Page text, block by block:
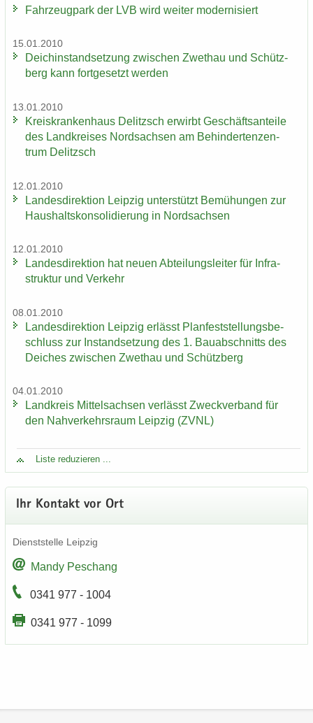
Fahr­zeug­park der LVB wird wei­ter mo­der­ni­siert
15.01.2010
Deich­in­stand­set­zung zwi­schen Zwet­hau und Schütz­
berg kann fort­ge­setzt wer­den
13.01.2010
Kreis­kran­ken­haus De­litzsch er­wirbt Ge­schäfts­an­tei­le
des Land­krei­ses Nord­sach­sen am Be­hin­der­ten­zen­
trum De­litzsch
12.01.2010
Lan­des­di­rek­ti­on Leip­zig un­ter­stützt Be­mü­hun­gen zur
Haus­halts­kon­so­li­die­rung in Nord­sach­sen
12.01.2010
Lan­des­di­rek­ti­on hat neuen Ab­tei­lungs­lei­ter für In­fra­
struk­tur und Ver­kehr
08.01.2010
Lan­des­di­rek­ti­on Leip­zig er­lässt Plan­fest­stel­lungs­be­
schluss zur In­stand­set­zung des 1. Bau­ab­schnitts des
Dei­ches zwi­schen Zwet­hau und Schütz­berg
04.01.2010
Land­kreis Mit­tel­sach­sen ver­lässt Zweck­ver­band für
den Nah­ver­kehrs­raum Leip­zig (ZVNL)
Liste re­du­zie­ren ...
Ihr Kon­takt vor Ort
Dienst­stel­le Leip­zig
Mandy Peschang
0341 977 - 1004
0341 977 - 1099